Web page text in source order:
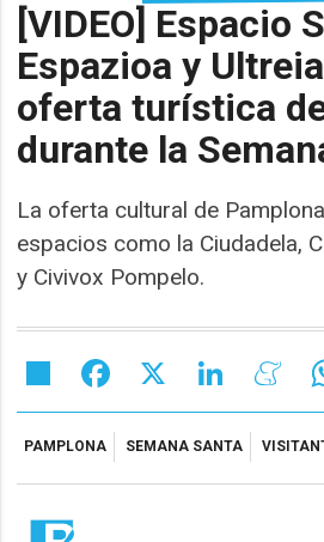
[VIDEO] Espacio
Espazioa y
oferta turística
durante la
La oferta cultural de
espacios como la Ciudadela,
y Civivox Pompelo.
Share Facebook LinkedIn
PAMPLONA SEMANA SANTA